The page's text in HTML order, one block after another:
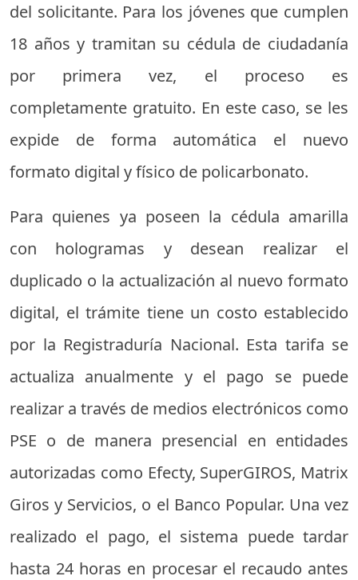
del solicitante. Para los jóvenes que cumplen
18 años y tramitan su cédula de ciudadanía
por primera vez, el proceso es
completamente gratuito. En este caso, se les
expide de forma automática el nuevo
formato digital y físico de policarbonato.
Para quienes ya poseen la cédula amarilla
con hologramas y desean realizar el
duplicado o la actualización al nuevo formato
digital, el trámite tiene un costo establecido
por la Registraduría Nacional. Esta tarifa se
actualiza anualmente y el pago se puede
realizar a través de medios electrónicos como
PSE o de manera presencial en entidades
autorizadas como Efecty, SuperGIROS, Matrix
Giros y Servicios, o el Banco Popular. Una vez
realizado el pago, el sistema puede tardar
hasta 24 horas en procesar el recaudo antes